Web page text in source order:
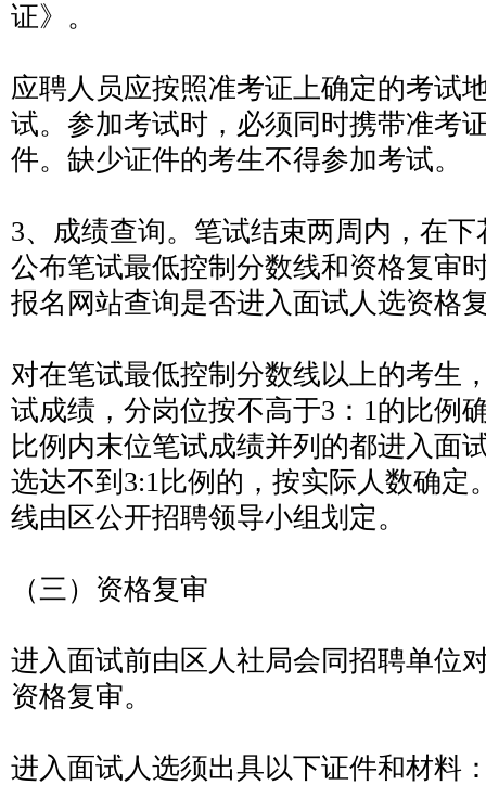
证》。
应聘人员应按照准考证上确定的考试
试。参加考试时，必须同时携带准考
件。缺少证件的考生不得参加考试。
3、成绩查询。笔试结束两周内，在
公布笔试最低控制分数线和资格复审
报名网站查询是否进入面试人选资格
对在笔试最低控制分数线以上的考生
试成绩，分岗位按不高于3：1的比例
比例内末位笔试成绩并列的都进入面
选达不到3:1比例的，按实际人数确定
线由区公开招聘领导小组划定。
（三）资格复审
进入面试前由区人社局会同招聘单位
资格复审。
进入面试人选须出具以下证件和材料